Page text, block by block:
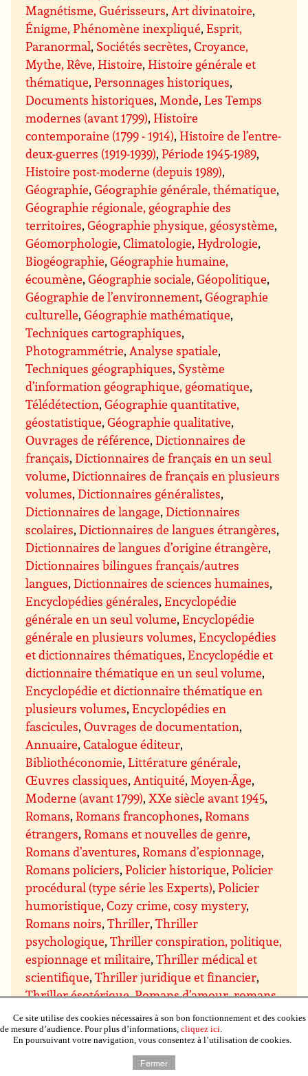
Magnétisme, Guérisseurs, Art divinatoire,
Énigme, Phénomène inexpliqué,Esprit,
Paranormal, Sociétés secrètes,Croyance,
Mythe, Rêve,Histoire,Histoire générale et
thématique,Personnages historiques,
Documents historiques, Monde,Les Temps
modernes (avant 1799),Histoire
contemporaine (1799 - 1914),Histoire de l’entre-
deux-guerres (1919-1939),Période 1945-1989,
Histoire post-moderne (depuis 1989),
Géographie,Géographie générale, thématique,
Géographie régionale, géographie des
territoires,Géographie physique, géosystème,
Géomorphologie,Climatologie,Hydrologie,
Biogéographie,Géographie humaine,
écoumène,Géographie sociale,Géopolitique,
Géographie de l’environnement,Géographie
culturelle,Géographie mathématique,
Techniques cartographiques,
Photogrammétrie, Analyse spatiale,
Techniques géographiques, Système
d’information géographique, géomatique,
Télédétection,Géographie quantitative,
géostatistique,Géographie qualitative,
Ouvrages de référence,Dictionnaires de
français,Dictionnaires de français en un seul
volume,Dictionnaires de français en plusieurs
volumes,Dictionnaires généralistes,
Dictionnaires de langage,Dictionnaires
scolaires,Dictionnaires de langues étrangères,
Dictionnaires de langues d’origine étrangère,
Dictionnaires bilingues français/autres
langues,Dictionnaires de sciences humaines,
Encyclopédies générales,Encyclopédie
générale en un seul volume,Encyclopédie
générale en plusieurs volumes,Encyclopédies
et dictionnaires thématiques,Encyclopédie et
dictionnaire thématique en un seul volume,
Encyclopédie et dictionnaire thématique en
plusieurs volumes,Encyclopédies en
fascicules,Ouvrages de documentation,
Annuaire,Catalogue éditeur,
Bibliothéconomie,Littérature générale,
Œuvres classiques, Antiquité, Moyen-Âge,
Moderne (avant 1799),XXe siècle avant 1945,
Romans,Romans francophones,Romans
étrangers,Romans et nouvelles de genre,
Romans d’aventures,Romans d’espionnage,
Romans policiers,Policier historique,Policier
procédural (type série les Experts),Policier
humoristique,Cozy crime, cosy mystery,
Romans noirs,Thriller,Thriller
psychologique,Thriller conspiration, politique,
espionnage et militaire,Thriller médical et
scientifique,Thriller juridique et financier,
Thriller ésotérique,Romans d’amour, romans
sentimentaux
Sentimental contemporain
Sentimental suspens,Sentimental historique
Sentimental paranormal, bit-lit,Comédie
Chick lit,Science-fiction
Ce site utilise des cookies nécessaires à son bon fonctionnement et des cookies
de mesure d’audience. Pour plus d’informations, cliquez ici.
En poursuivant votre navigation, vous consentez à l’utilisation de cookies.
Fermer